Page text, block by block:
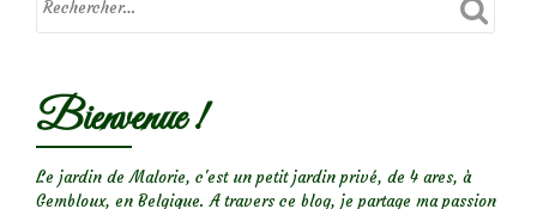
Bienvenue !
Le jardin de Malorie, c'est un petit jardin privé, de 4 ares, à
Gembloux, en Belgique. A travers ce blog, je partage ma passion